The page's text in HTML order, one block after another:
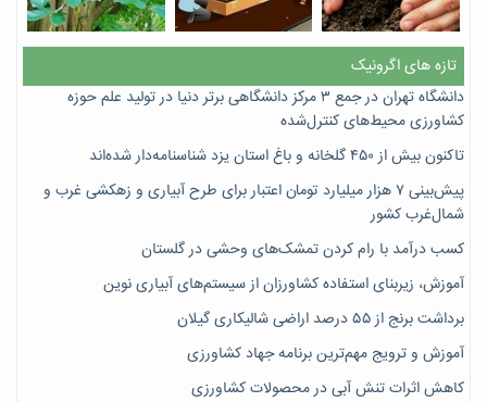
تازه های اگرونیک
دانشگاه تهران در جمع ۳ مرکز دانشگاهی برتر دنیا در تولید علم حوزه
کشاورزی محیط‌های کنترل‌شده
تاکنون بیش از ۴۵۰ گلخانه و باغ استان یزد شناسنامه‌دار شده‌اند
پیش‌بینی ۷‌ هزار میلیارد تومان اعتبار برای طرح آبیاری و زهکشی غرب و
شمال‌غرب کشور
کسب درآمد با رام کردن تمشک‌های وحشی در گلستان
آموزش، زیربنای استفاده کشاورزان از سیستم‌های آبیاری نوین
برداشت برنج از ۵۵ درصد اراضی شالیکاری گیلان
آموزش و ترویج مهم‌ترین برنامه جهاد کشاورزی
کاهش اثرات تنش آبی در محصولات کشاورزی